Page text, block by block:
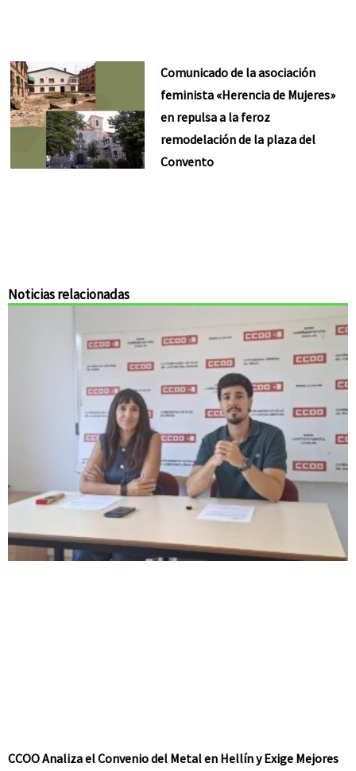
Comunicado de la asociación
feminista «Herencia de Mujeres»
en repulsa a la feroz
remodelación de la plaza del
Convento
Noticias relacionadas
CCOO Analiza el Convenio del Metal en Hellín y Exige Mejores